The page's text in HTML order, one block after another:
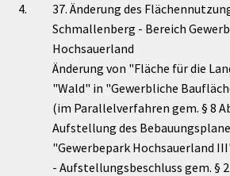
4.
37. Änderung des
Schmallenberg - Bereich
Hochsauerland
Änderung von "Fläche für die
"Wald" in "Gewerbliche
(im Parallelverfahren gem. § 8
Aufstellung des
"Gewerbepark Hochsauerland
- Aufstellungsbeschluss gem. § 2